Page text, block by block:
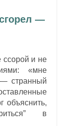
—
ссорой и не
«мне
— странный
объяснить,
в